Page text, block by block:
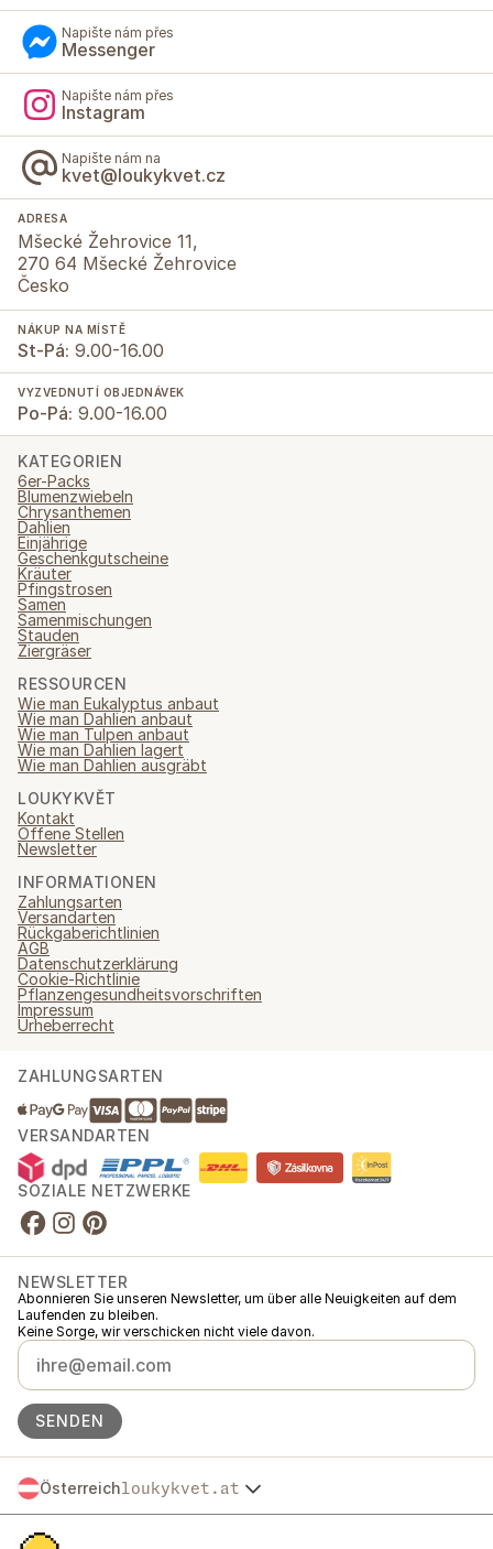
Napište nám přes
Messenger
Napište nám přes
Instagram
Napište nám na
kvet@loukykvet.cz
ADRESA
Mšecké Žehrovice 11,
270 64 Mšecké Žehrovice
Česko
NÁKUP NA MÍSTĚ
St-Pá: 9.00-16.00
VYZVEDNUTÍ OBJEDNÁVEK
Po-Pá: 9.00-16.00
KATEGORIEN
6er-Packs
Blumenzwiebeln
Chrysanthemen
Dahlien
Einjährige
Geschenkgutscheine
Kräuter
Pfingstrosen
Samen
Samenmischungen
Stauden
Ziergräser
RESSOURCEN
Wie man Eukalyptus anbaut
Wie man Dahlien anbaut
Wie man Tulpen anbaut
Wie man Dahlien lagert
Wie man Dahlien ausgräbt
LOUKYKVĚT
Kontakt
Offene Stellen
Newsletter
INFORMATIONEN
Zahlungsarten
Versandarten
Rückgaberichtlinien
AGB
Datenschutzerklärung
Cookie-Richtlinie
Pflanzengesundheitsvorschriften
Impressum
Urheberrecht
ZAHLUNGSARTEN
VERSANDARTEN
SOZIALE NETZWERKE
NEWSLETTER
Abonnieren Sie unseren Newsletter, um über alle Neuigkeiten auf dem
Laufenden zu bleiben.
Keine Sorge, wir verschicken nicht viele davon.
SENDEN
Österreichloukykvet.at
Česko
Slovensko